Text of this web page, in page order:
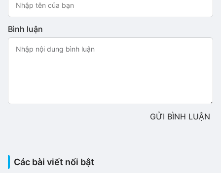
Bình luận
GỬI BÌNH LUẬN
Các bài viết nổi bật